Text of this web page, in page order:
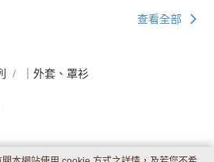
查看全部
｜外套、罩衫